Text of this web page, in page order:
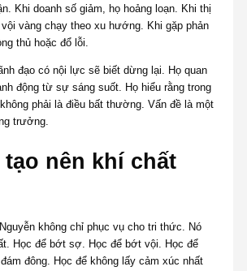
Khi doanh số giảm, họ hoảng loạn. Khi thị
vàng chạy theo xu hướng. Khi gặp phản
thủ hoặc đổ lỗi.
đạo có nội lực sẽ biết dừng lại. Họ quan
động từ sự sáng suốt. Họ hiểu rằng trong
phải là điều bất thường. Vấn đề là một
trưởng.
nên khí chất
không chỉ phục vụ cho tri thức. Nó
Học để bớt sợ. Học để bớt vội. Học để
đông. Học để không lấy cảm xúc nhất